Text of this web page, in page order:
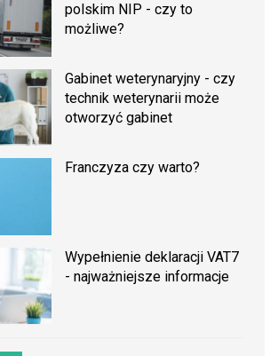
polskim NIP - czy to
możliwe?
Gabinet weterynaryjny - czy
technik weterynarii może
otworzyć gabinet
Franczyza czy warto?
Wypełnienie deklaracji VAT7
- najważniejsze informacje